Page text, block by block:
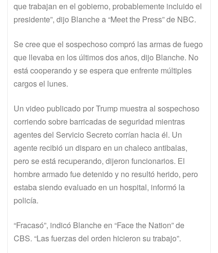
que trabajan en el gobierno, probablemente incluido el
presidente”, dijo Blanche a “Meet the Press” de NBC.
Se cree que el sospechoso compró las armas de fuego
que llevaba en los últimos dos años, dijo Blanche. No
está cooperando y se espera que enfrente múltiples
cargos el lunes.
Un video publicado por Trump muestra al sospechoso
corriendo sobre barricadas de seguridad mientras
agentes del Servicio Secreto corrían hacia él. Un
agente recibió un disparo en un chaleco antibalas,
pero se está recuperando, dijeron funcionarios. El
hombre armado fue detenido y no resultó herido, pero
estaba siendo evaluado en un hospital, informó la
policía.
“Fracasó”, indicó Blanche en “Face the Nation” de
CBS. “Las fuerzas del orden hicieron su trabajo”.